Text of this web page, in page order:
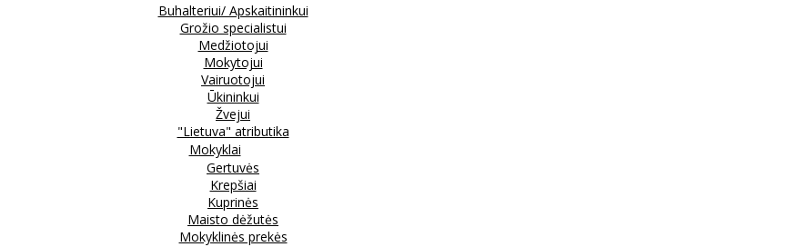
Buhalteriui/ Apskaitininkui
Grožio specialistui
Medžiotojui
Mokytojui
Vairuotojui
Ūkininkui
Žvejui
"Lietuva" atributika
Mokyklai
Gertuvės
Krepšiai
Kuprinės
Maisto dėžutės
Mokyklinės prekės